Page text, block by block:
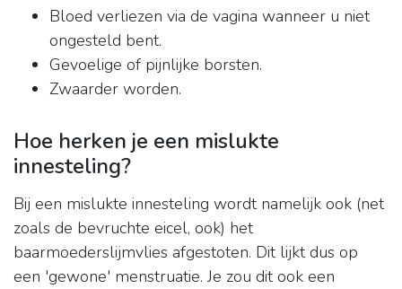
Bloed verliezen via de vagina wanneer u niet
ongesteld bent.
Gevoelige of pijnlijke borsten.
Zwaarder worden.
Hoe herken je een mislukte
innesteling?
Bij een mislukte innesteling wordt namelijk ook (net
zoals de bevruchte eicel, ook) het
baarmoederslijmvlies afgestoten. Dit lijkt dus op
een 'gewone' menstruatie. Je zou dit ook een